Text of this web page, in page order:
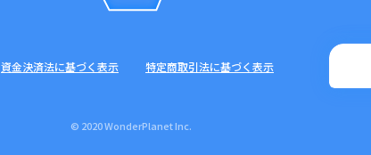
資金決済法に基づく表示 特定商取引法に基づく表示
© 2020 WonderPlanet Inc.